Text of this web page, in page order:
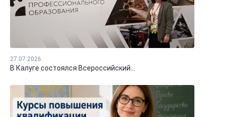
27.07.2026
В Калуге состоялся Всероссийский...